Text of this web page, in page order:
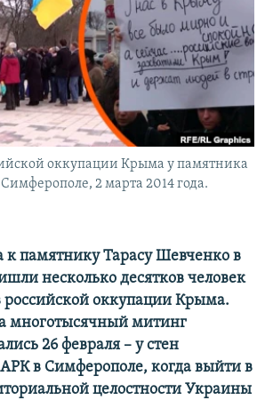
КРЫМА
оккупации Крыма у памятника
2 марта 2014 года.
к памятнику Тарасу Шевченко в
несколько десятков человек
оккупации Крыма.
многотысячный митинг
26 февраля – у стен
в Симферополе, когда выйти в
целостности Украины